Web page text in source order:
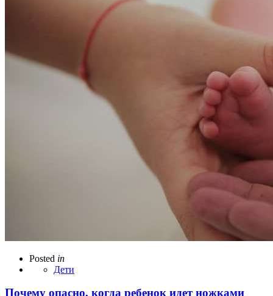
Posted in
Дети
Почему опасно, когда ребенок идет ножками